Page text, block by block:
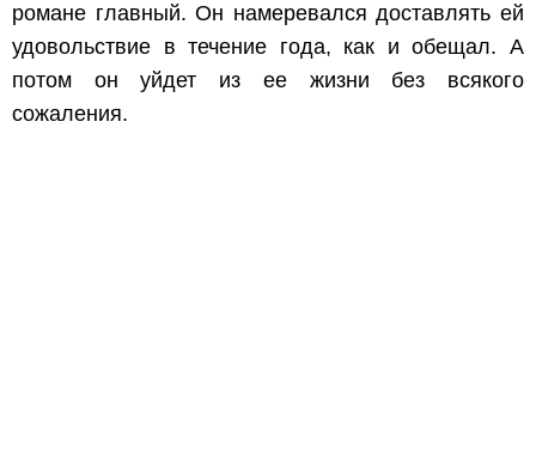
романе главный. Он намеревался доставлять ей
удовольствие в течение года, как и обещал. А
потом он уйдет из ее жизни без всякого
сожаления.